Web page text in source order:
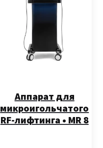
Аппарат для
микроигольчатого
RF-лифтинга • MR 8